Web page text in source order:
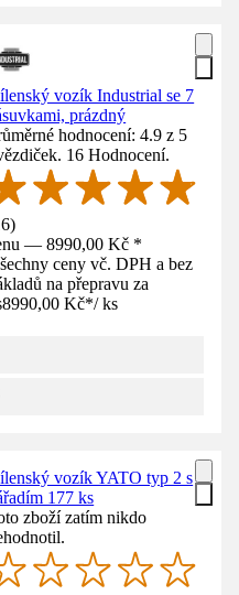
vozík Industrial se 7
prázdný
hodnocení: 4.9 z 5
16 Hodnocení.
)
— 8990,00 Kč *
ceny vč. DPH a bez
na přepravu za
8990,00 Kč*/ ks
vozík YATO typ 2 s
177 ks
zboží zatím nikdo